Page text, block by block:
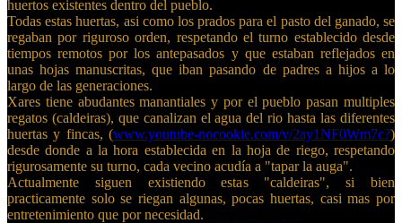
huertos existentes dentro del pueblo.
Todas estas huertas, asi como los prados para el pasto del ganado, se
regaban por riguroso orden, respetando el turno establecido desde
tiempos remotos por los antepasados y que estaban reflejados en
unas hojas manuscritas, que iban pasando de padres a hijos a lo
largo de las generaciones.
Xares tiene abudantes manantiales y por el pueblo pasan multiples
regatos (caldeiras), que canalizan el agua del rio hasta las diferentes
huertas y fincas, (www.youtube-nocookie.com/v/2ay1NF0Wm7c?)
desde donde a la hora establecida en la hoja de riego, respetando
rigurosamente su turno, cada vecino acudía a "tapar la auga".
Actualmente siguen existiendo estas "caldeiras", si bien
practicamente solo se riegan algunas, pocas huertas, casi mas por
entretenimiento que por necesidad.